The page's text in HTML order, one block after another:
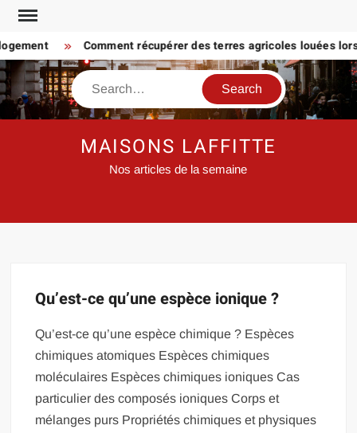
Skip
content
Comment récupérer des terres agricoles louées
Search
MAISONS LAFFITTE
Nos articles de la semaine
Qu’est-ce qu’une espèce ionique ?
Qu’est-ce qu’une espèce chimique ? Espèces
chimiques atomiques Espèces chimiques
moléculaires Espèces chimiques ioniques Cas
particulier des composés ioniques Corps et
mélanges purs Propriétés chimiques et physiques